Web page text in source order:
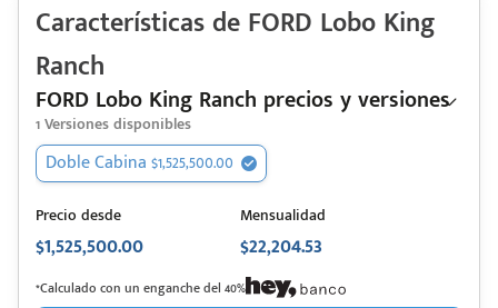
Características de FORD Lobo King
Ranch
FORD Lobo King Ranch precios y versiones
1Versiones disponibles
Doble Cabina $1,525,500.00
Precio desde
$1,525,500.00
Mensualidad
$22,204.53
*Calculado con un enganche del 40%